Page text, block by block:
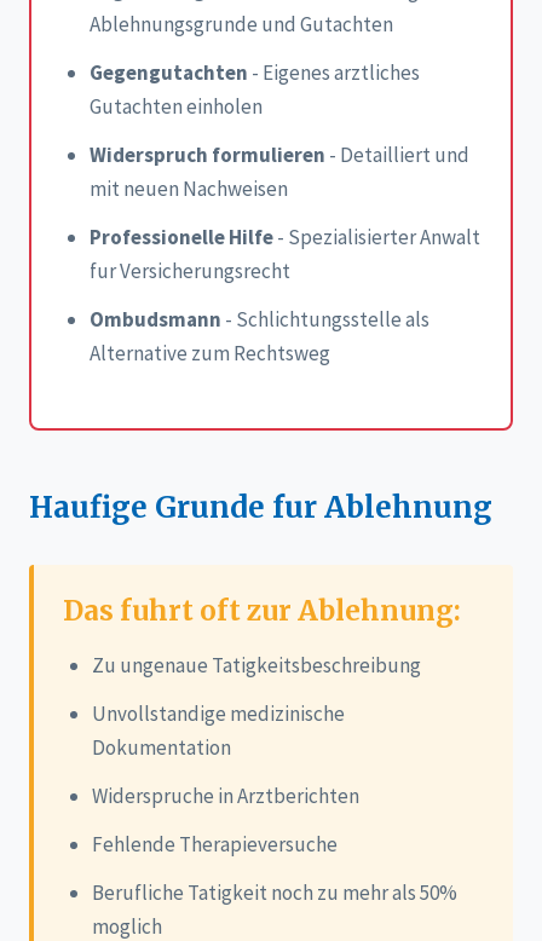
Ablehnungsgrunde und Gutachten
Gegengutachten - Eigenes arztliches
Gutachten einholen
Widerspruch formulieren - Detailliert und
mit neuen Nachweisen
Professionelle Hilfe- Spezialisierter Anwalt
fur Versicherungsrecht
Ombudsmann - Schlichtungsstelle als
Alternative zum Rechtsweg
Haufige Grunde fur Ablehnung
Das fuhrt oft zur Ablehnung:
Zu ungenaue Tatigkeitsbeschreibung
Unvollstandige medizinische
Dokumentation
Widerspruche in Arztberichten
Fehlende Therapieversuche
Berufliche Tatigkeit noch zu mehr als 50%
moglich